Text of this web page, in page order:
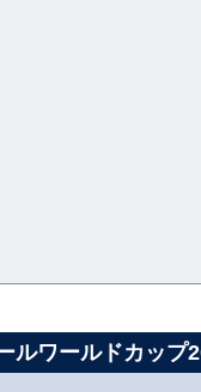
ルワールドカップ